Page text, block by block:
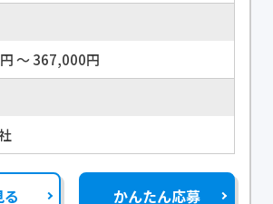
〜 367,000円
かんたん応募